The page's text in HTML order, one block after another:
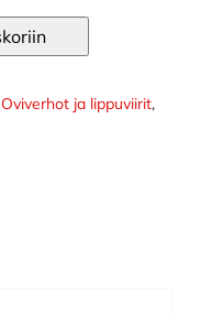
Oviverhot ja lippuviirit,